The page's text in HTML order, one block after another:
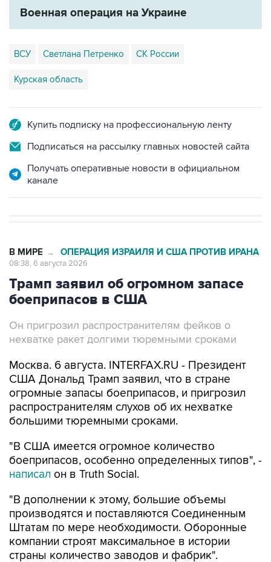
ВСУ Светлана Петренко СК России
Курская область
Подписаться на рассылку главных новостей сайта
Получать оперативные новости в официальном
Трамп заявил об огромном запасе
боеприпасов в США
Он пригрозил распространителям фейков о
Москва. 6 августа. INTERFAX.RU - Президент
огромные запасы боеприпасов, и пригрозил
распространителям слухов об их нехватке
большими тюремными сроками.
"В США имеется огромное количество
написал он в Truth Social.
"В дополнении к этому, большие объемы
Штатам по мере необходимости. Оборонные
компании строят максимальное в истории
страны количество заводов и фабрик".
Тем, кто распространяет "предательские"